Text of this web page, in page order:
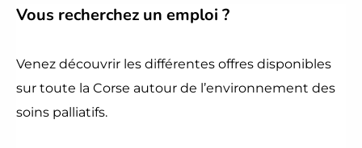
Vous recherchez un emploi ?
Venez découvrir les différentes offres disponibles
sur toute la Corse autour de l’environnement des
soins palliatifs.